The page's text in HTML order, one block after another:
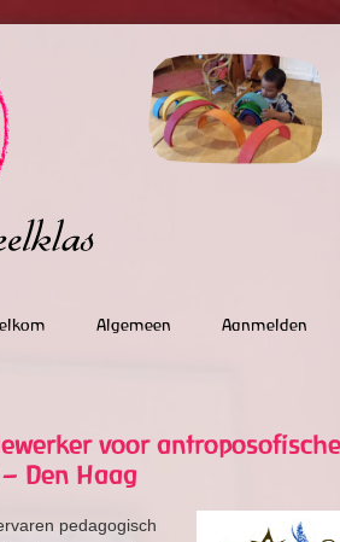
Algemeen Aanmelden
voor antroposofische
Den Haag
pedagogisch